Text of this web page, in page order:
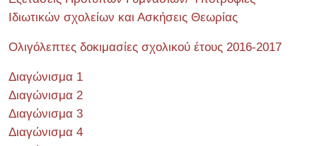
Ιδιωτικών σχολείων και Ασκήσεις Θεωρίας
Ολιγόλεπτες δοκιμασίες σχολικού έτους 2016-2017
Διαγώνισμα 1
Διαγώνισμα 2
Διαγώνισμα 3
Διαγώνισμα 4